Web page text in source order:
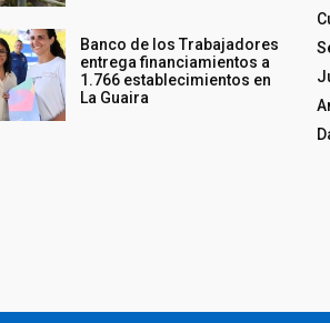
Banco de los Trabajadores
entrega financiamientos a
1.766 establecimientos en
La Guaira